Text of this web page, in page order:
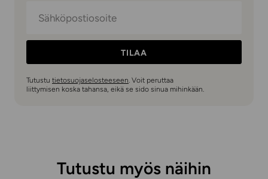
TILAA
Tutustu tietosuojaselosteeseen. Voit peruttaa
liittymisen koska tahansa, eikä se sido sinua mihinkään.
Tutustu myös näihin